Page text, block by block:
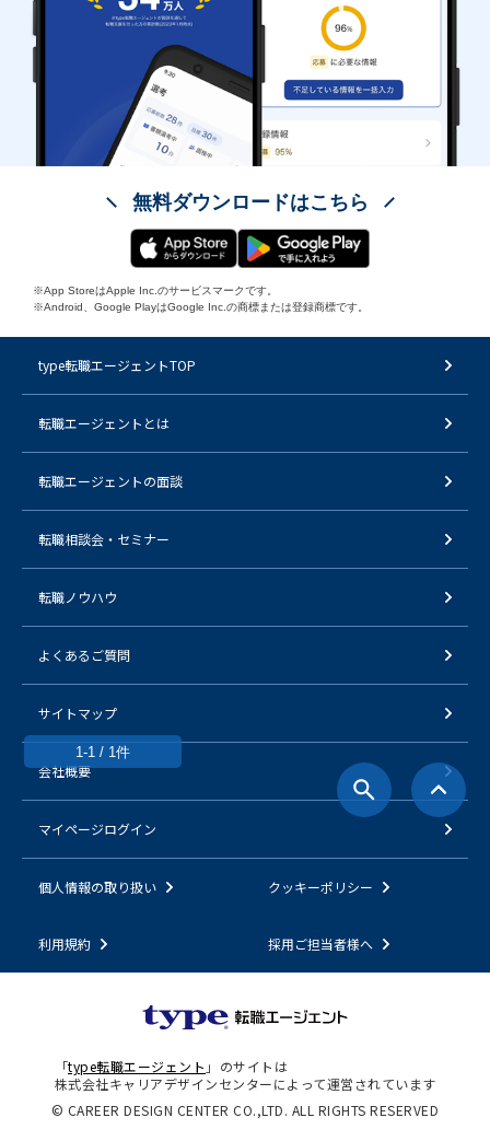
1-1 / 1件
無料ダウンロードはこちら
※App StoreはApple Inc.のサービスマークです。
※Android、Google PlayはGoogle Inc.の商標または登録商標です。
type転職エージェントTOP
転職エージェントとは
転職エージェントの面談
転職相談会・セミナー
転職ノウハウ
よくあるご質問
サイトマップ
会社概要
マイページログイン
個人情報の取り扱い クッキーポリシー
利用規約 採用ご担当者様へ
「type転職エージェント 」のサイトは
株式会社キャリアデザインセンターによって運営されています
© CAREER DESIGN CENTER CO.,LTD. ALL RIGHTS RESERVED